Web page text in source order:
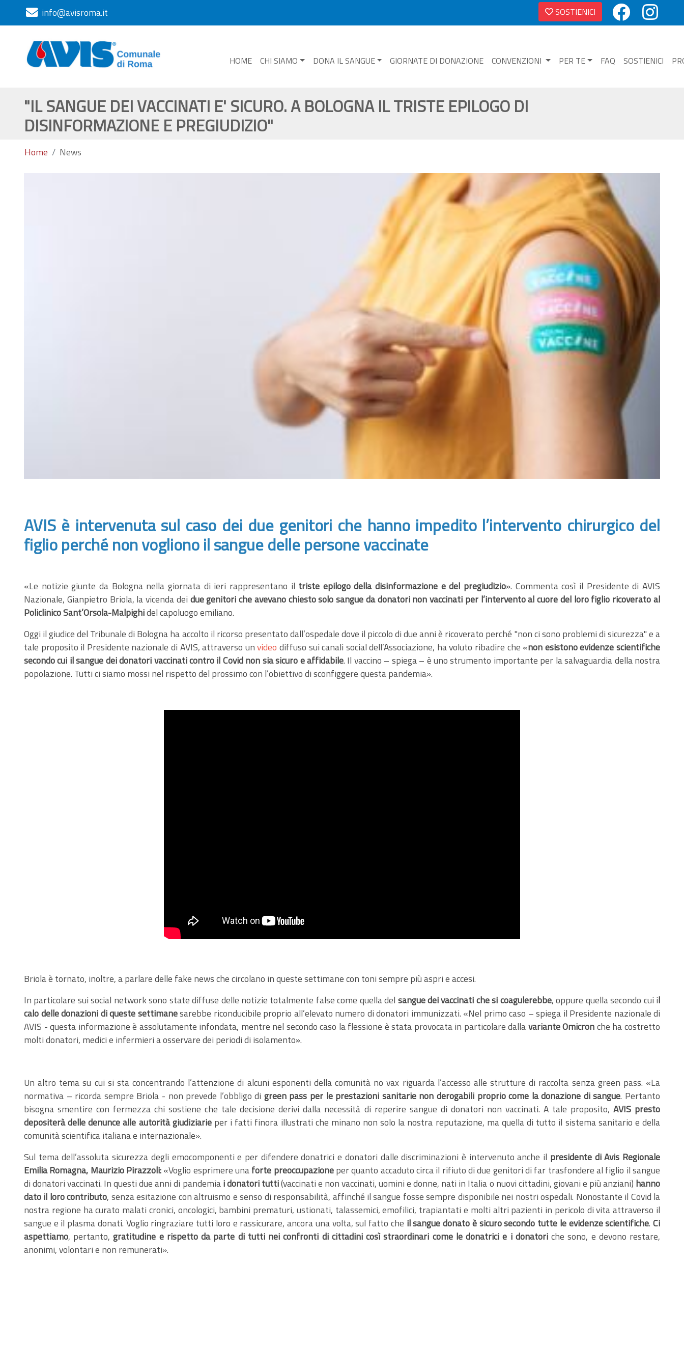
info@avisroma.it SOSTIENICI
HOME CHI SIAMO DONA IL SANGUE GIORNATE DI DONAZIONE CONVENZIONI PER TE FAQ SOSTIENICI
"IL SANGUE DEI VACCINATI E' SICURO. A BOLOGNA IL TRISTE EPILOGO DI
DISINFORMAZIONE E PREGIUDIZIO"
Home News
AVIS è intervenuta sul caso dei due genitori che hanno impedito l’intervento chirurgico del
figlio perché non vogliono il sangue delle persone vaccinate
«Le notizie giunte da Bologna nella giornata di ieri rappresentano il triste epilogo della disinformazione e del pregiudizio». Commenta così il Presidente di AVIS
Nazionale, Gianpietro Briola, la vicenda dei due genitori che avevano chiesto solo sangue da donatori non vaccinati per l’intervento al cuore del loro figlio ricoverato al
Policlinico Sant’Orsola-Malpighidel capoluogo emiliano.
Oggi il giudice del Tribunale di Bologna ha accolto il ricorso presentato dall’ospedale dove il piccolo di due anni è ricoverato perché "non ci sono problemi di sicurezza" e a
tale proposito il Presidente nazionale di AVIS, attraverso unvideo diffuso sui canali social dell’Associazione, ha voluto ribadire che «non esistono evidenze scientifiche
secondo cui il sangue dei donatori vaccinati contro il Covid non sia sicuro e affidabile. Il vaccino – spiega – è uno strumento importante per la salvaguardia della nostra
popolazione. Tutti ci siamo mossi nel rispetto del prossimo con l’obiettivo di sconfiggere questa pandemia».
Briola è tornato, inoltre, a parlare delle fake news che circolano in queste settimane con toni sempre più aspri e accesi.
In particolare sui social network sono state diffuse delle notizie totalmente false come quella del sangue dei vaccinati che si coagulerebbe, oppure quella secondo cui il
calo delle donazioni di queste settimanesarebbe riconducibile proprio all’elevato numero di donatori immunizzati. «Nel primo caso – spiega il Presidente nazionale di
AVIS - questa informazione è assolutamente infondata, mentre nel secondo caso la flessione è stata provocata in particolare dallavariante Omicronche ha costretto
molti donatori, medici e infermieri a osservare dei periodi di isolamento».
Un altro tema su cui si sta concentrando l’attenzione di alcuni esponenti della comunità no vax riguarda l’accesso alle strutture di raccolta senza green pass. «La
normativa – ricorda sempre Briola - non prevede l’obbligo di green pass per le prestazioni sanitarie non derogabili proprio come la donazione di sangue. Pertanto
bisogna smentire con fermezza chi sostiene che tale decisione derivi dalla necessità di reperire sangue di donatori non vaccinati. A tale proposito, AVIS presto
depositerà delle denunce alle autorità giudiziarieper i fatti finora illustrati che minano non solo la nostra reputazione, ma quella di tutto il sistema sanitario e della
comunità scientifica italiana e internazionale».
Sul tema dell’assoluta sicurezza degli emocomponenti e per difendere donatrici e donatori dalle discriminazioni è intervenuto anche il presidente di Avis Regionale
Emilia Romagna, Maurizio Pirazzoli:«Voglio esprimere unaforte preoccupazioneper quanto accaduto circa il rifiuto di due genitori di far trasfondere al figlio il sangue
di donatori vaccinati. In questi due anni di pandemiai donatori tutti(vaccinati e non vaccinati, uomini e donne, nati in Italia o nuovi cittadini, giovani e più anziani) hanno
dato il loro contributo, senza esitazione con altruismo e senso di responsabilità, affinché il sangue fosse sempre disponibile nei nostri ospedali. Nonostante il Covid la
nostra regione ha curato malati cronici, oncologici, bambini prematuri, ustionati, talassemici, emofilici, trapiantati e molti altri pazienti in pericolo di vita attraverso il
sangue e il plasma donati. Voglio ringraziare tutti loro e rassicurare, ancora una volta, sul fatto che il sangue donato è sicuro secondo tutte le evidenze scientifiche.Ci
aspettiamo, pertanto,gratitudine e rispetto da parte di tutti nei confronti di cittadini così straordinari come le donatrici e i donatoriche sono, e devono restare,
anonimi, volontari e non remunerati».